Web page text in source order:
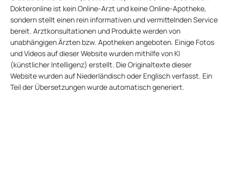
Dokteronline ist kein Online-Arzt und keine Online-Apotheke,
sondern stellt einen rein informativen und vermittelnden Service
bereit. Arztkonsultationen und Produkte werden von
unabhängigen Ärzten bzw. Apotheken angeboten. Einige Fotos
und Videos auf dieser Website wurden mithilfe von KI
(künstlicher Intelligenz) erstellt. Die Originaltexte dieser
Website wurden auf Niederländisch oder Englisch verfasst. Ein
Teil der Übersetzungen wurde automatisch generiert.